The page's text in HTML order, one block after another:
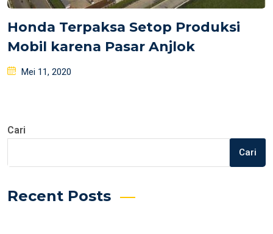
Honda Terpaksa Setop Produksi
Mobil karena Pasar Anjlok
Posted
Mei 11, 2020
Cari
Cari
Recent Posts